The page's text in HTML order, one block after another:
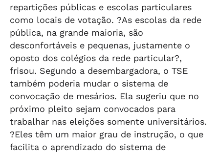
repartições públicas e escolas particulares
como locais de votação. ?As escolas da rede
pública, na grande maioria, são
desconfortáveis e pequenas, justamente o
oposto dos colégios da rede particular?,
frisou. Segundo a desembargadora, o TSE
também poderia mudar o sistema de
convocação de mesários. Ela sugeriu que no
próximo pleito sejam convocados para
trabalhar nas eleições somente universitários.
?Eles têm um maior grau de instrução, o que
facilita o aprendizado do sistema de